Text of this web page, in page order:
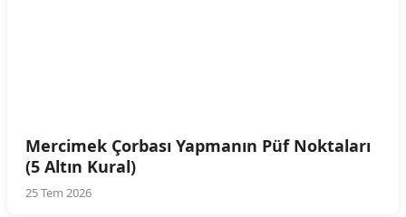
Mercimek Çorbası Yapmanın Püf Noktaları
(5 Altın Kural)
25 Tem 2026